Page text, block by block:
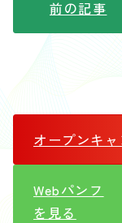
前の記事
オープンキ
Webパンフ
を見る